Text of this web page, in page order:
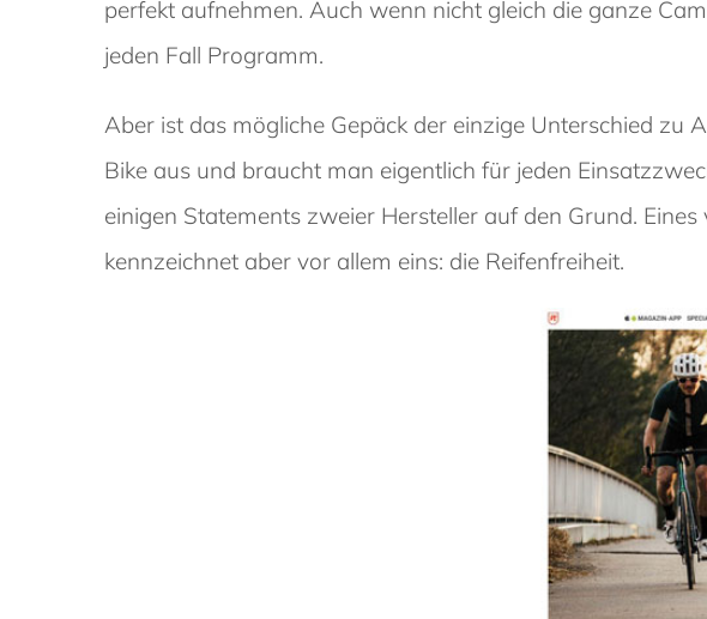
perfekt aufnehmen. Auch wenn nicht gleich die ganze
jeden Fall Programm.
Aber ist das mögliche Gepäck der einzige Unterschied
Bike aus und braucht man eigentlich für jeden
einigen Statements zweier Hersteller auf den Grund.
kennzeichnet aber vor allem eins: die Reifenfreiheit.